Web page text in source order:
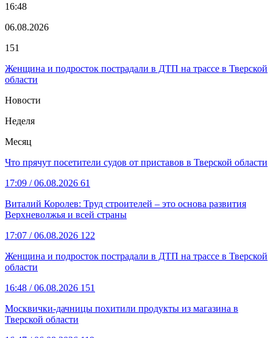
16:48
06.08.2026
151
Женщина и подросток пострадали в ДТП на трассе в Тверской
области
Новости
Неделя
Месяц
Что прячут посетители судов от приставов в Тверской области
17:09 / 06.08.2026 61
Виталий Королев: Труд строителей – это основа развития
Верхневолжья и всей страны
17:07 / 06.08.2026 122
Женщина и подросток пострадали в ДТП на трассе в Тверской
области
16:48 / 06.08.2026 151
Москвички-дачницы похитили продукты из магазина в
Тверской области